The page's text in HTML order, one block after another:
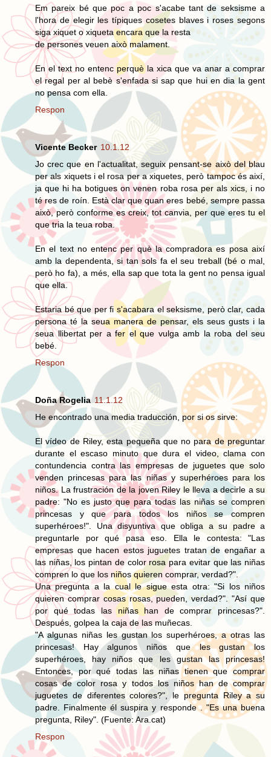
Em pareix bé que poc a poc s'acabe tant de seksisme a
l'hora de elegir les típiques cosetes blaves i roses segons
siga xiquet o xiqueta encara que la resta
de persones veuen això malament.
En el text no entenc perquè la xica que va anar a comprar
el regal per al bebè s'enfada si sap que hui en dia la gent
no pensa com ella.
Respon
Vicente Becker 10.1.12
Jo crec que en l'actualitat, seguix pensant-se això del blau
per als xiquets i el rosa per a xiquetes, però tampoc és així,
ja que hi ha botigues on venen roba rosa per als xics, i no
té res de roín. Està clar que quan eres bebé, sempre passa
això, però conforme es creix, tot canvia, per que eres tu el
que tria la teua roba.
En el text no entenc per què la compradora es posa així
amb la dependenta, si tan sols fa el seu treball (bé o mal,
però ho fa), a més, ella sap que tota la gent no pensa igual
que ella.
Estaria bé que per fi s'acabara el seksisme, però clar, cada
persona té la seua manera de pensar, els seus gusts i la
seua llibertat per a fer el que vulga amb la roba del seu
bebé.
Respon
Doña Rogelia 11.1.12
He encontrado una media traducción, por si os sirve:
El vídeo de Riley, esta pequeña que no para de preguntar
durante el escaso minuto que dura el video, clama con
contundencia contra las empresas de juguetes que solo
venden princesas para las niñas y superhéroes para los
niños. La frustración de la joven Riley le lleva a decirle a su
padre: "No es justo que para todas las niñas se compren
princesas y que para todos los niños se compren
superhéroes!". Una disyuntiva que obliga a su padre a
preguntarle por qué pasa eso. Ella le contesta: "Las
empresas que hacen estos juguetes tratan de engañar a
las niñas, los pintan de color rosa para evitar que las niñas
compren lo que los niños quieren comprar, verdad?".
Una pregunta a la cual le sigue esta otra: "Si los niños
quieren comprar cosas rosas, pueden, verdad?". "Así que
por qué todas las niñas han de comprar princesas?".
Después, golpea la caja de las muñecas.
"A algunas niñas les gustan los superhéroes, a otras las
princesas! Hay algunos niños que les gustan los
superhéroes, hay niños que les gustan las princesas!
Entonces, por qué todas las niñas tienen que comprar
cosas de color rosa y todos los niños han de comprar
juguetes de diferentes colores?", le pregunta Riley a su
padre. Finalmente él suspira y responde . "Es una buena
pregunta, Riley". (Fuente: Ara.cat)
Respon